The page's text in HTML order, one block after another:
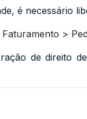
é necessário
>
de direito